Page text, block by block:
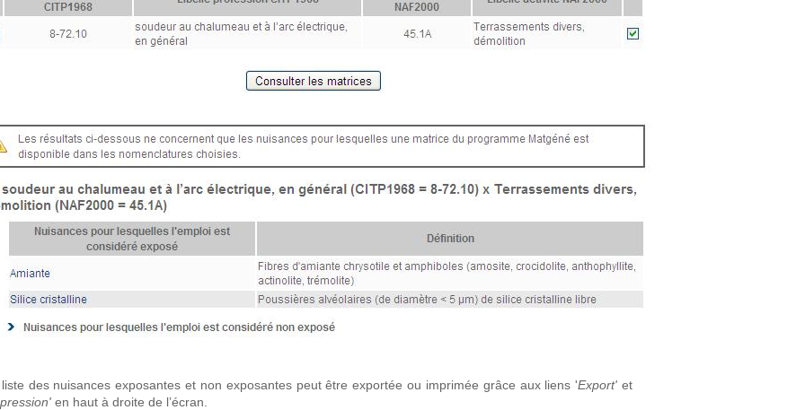
des nuisances exposantes et non exposantes peut être exportée ou imprimée grâce aux liens 'Export' et
en haut à droite de l’écran.